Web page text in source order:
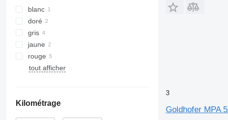
blanc
doré
gris
jaune
rouge
tout afficher
Kilométrage
3
Goldhofer MPA